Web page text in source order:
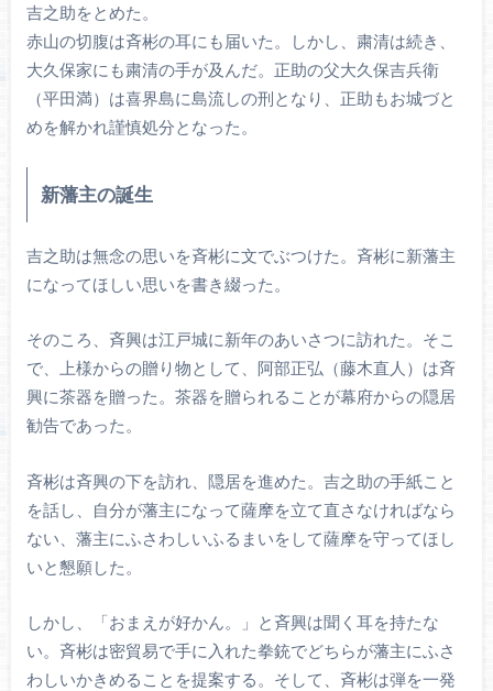
吉之助をとめた。
赤山の切腹は斉彬の耳にも届いた。しかし、粛清は続き、
大久保家にも粛清の手が及んだ。正助の父大久保吉兵衛
（平田満）は喜界島に島流しの刑となり、正助もお城づと
めを解かれ謹慎処分となった。
新藩主の誕生
吉之助は無念の思いを斉彬に文でぶつけた。斉彬に新藩主
になってほしい思いを書き綴った。
そのころ、斉興は江戸城に新年のあいさつに訪れた。そこ
で、上様からの贈り物として、阿部正弘（藤木直人）は斉
興に茶器を贈った。茶器を贈られることが幕府からの隠居
勧告であった。
斉彬は斉興の下を訪れ、隠居を進めた。吉之助の手紙こと
を話し、自分が藩主になって薩摩を立て直さなければなら
ない、藩主にふさわしいふるまいをして薩摩を守ってほし
いと懇願した。
しかし、「おまえが好かん。」と斉興は聞く耳を持たな
い。斉彬は密貿易で手に入れた拳銃でどちらが藩主にふさ
わしいかきめることを提案する。そして、斉彬は弾を一発